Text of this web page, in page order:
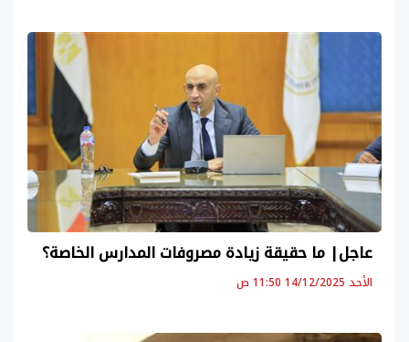
عاجل| ما حقيقة زيادة مصروفات المدارس الخاصة؟
الأحد 14/12/2025 11:50 ص